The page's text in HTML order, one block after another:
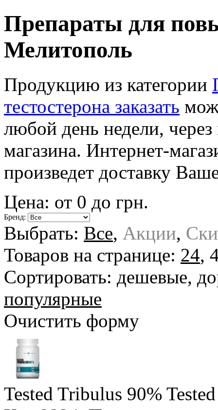
Препараты для
Мелитополь
Продукцию из категории
тестостерона заказать
любой день недели,
магазина. Интернет-
произведет доставку
Цена: от 0 до грн.
Бренд:
Выбрать: Все, Акции,
Товаров на странице: 24,
Сортировать: дешевые,
популярные
Очистить форму
Tested Tribulus 90%